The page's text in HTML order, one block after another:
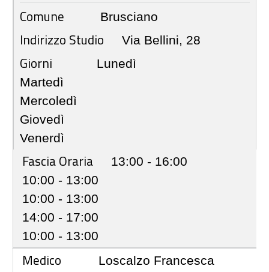
Comune
Brusciano
Indirizzo Studio Via Bellini, 28
Giorni
Lunedì
Martedì
Mercoledì
Giovedì
Venerdì
Fascia Oraria
13:00 - 16:00
10:00 - 13:00
10:00 - 13:00
14:00 - 17:00
10:00 - 13:00
Medico Loscalzo Francesca